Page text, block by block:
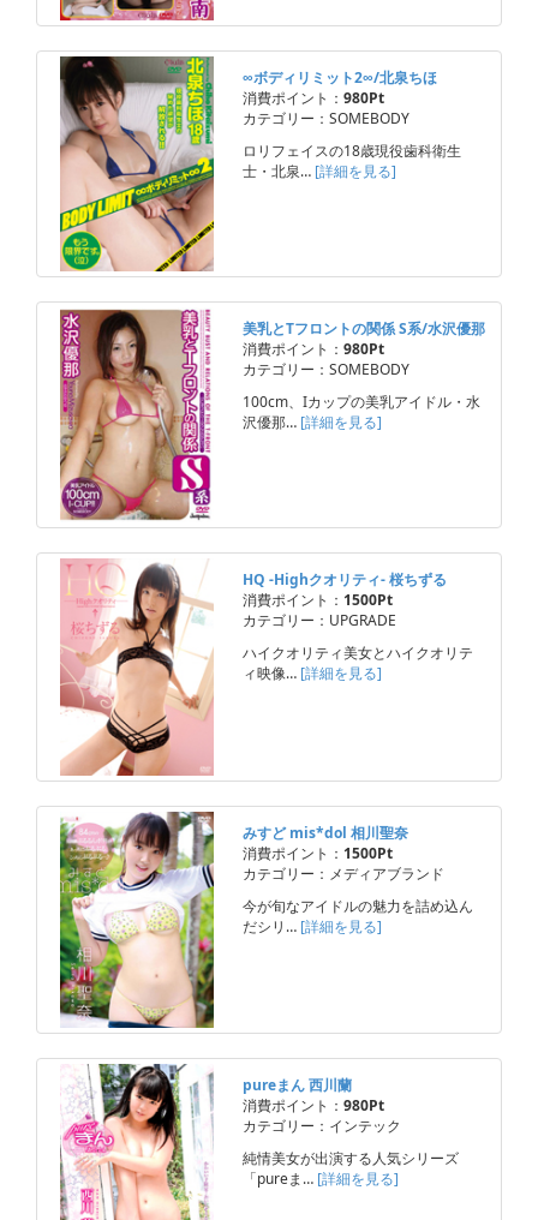
∞ボディリミット2∞/北泉ちほ
消費ポイント： 980Pt
カテゴリー：SOMEBODY
ロリフェイスの18歳現役歯科衛生
士・北泉… [詳細を見る]
美乳とTフロントの関係 S系/水沢優那
消費ポイント： 980Pt
カテゴリー：SOMEBODY
100cm、Iカップの美乳アイドル・水
沢優那… [詳細を見る]
HQ -Highクオリティ- 桜ちずる
消費ポイント： 1500Pt
カテゴリー：UPGRADE
ハイクオリティ美女とハイクオリテ
ィ映像… [詳細を見る]
みすど mis*dol 相川聖奈
消費ポイント： 1500Pt
カテゴリー：メディアブランド
今が旬なアイドルの魅力を詰め込ん
だシリ… [詳細を見る]
pureまん 西川蘭
消費ポイント： 980Pt
カテゴリー：インテック
純情美女が出演する人気シリーズ
「pureま… [詳細を見る]